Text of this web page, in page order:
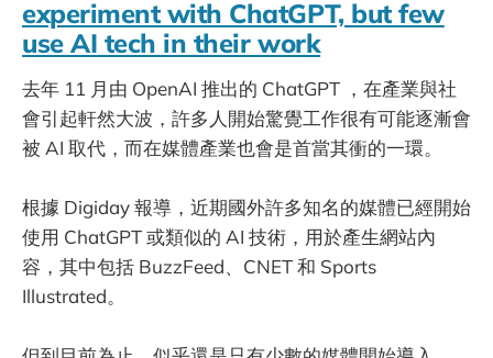
experiment with ChatGPT, but few
use AI tech in their work
去年 11 月由 OpenAI 推出的 ChatGPT ，在產業與社
會引起軒然大波，許多人開始驚覺工作很有可能逐漸會
被 AI 取代，而在媒體產業也會是首當其衝的一環。
根據 Digiday 報導，近期國外許多知名的媒體已經開始
使用 ChatGPT 或類似的 AI 技術，用於產生網站內
容，其中包括 BuzzFeed、CNET 和 Sports
Illustrated。